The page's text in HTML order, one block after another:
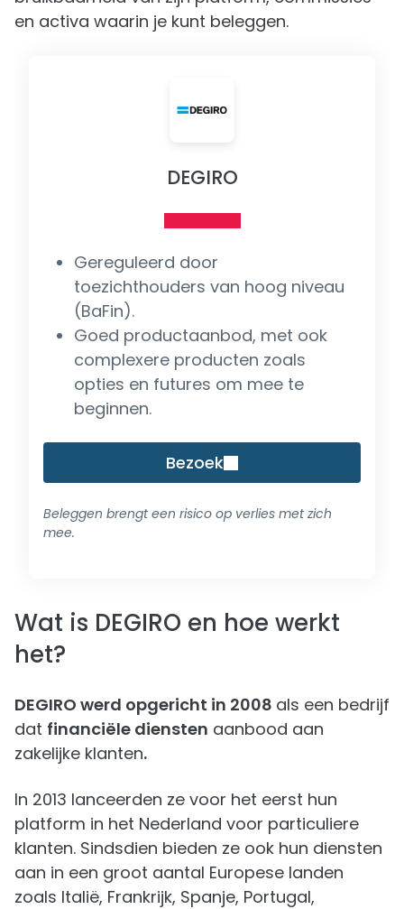
en activa waarin je kunt beleggen.
DEGIRO
Gereguleerd door
toezichthouders van hoog niveau
(BaFin).
Goed productaanbod, met ook
complexere producten zoals
opties en futures om mee te
beginnen.
Bezoek
Beleggen brengt een risico op verlies met zich
mee.
Wat is DEGIRO en hoe werkt
het?
DEGIRO werd opgericht in 2008 als een bedrijf
dat financiële diensten aanbood aan
zakelijke klanten.
In 2013 lanceerden ze voor het eerst hun
platform in het Nederland voor particuliere
klanten. Sindsdien bieden ze ook hun diensten
aan in een groot aantal Europese landen
zoals Italië, Frankrijk, Spanje, Portugal,